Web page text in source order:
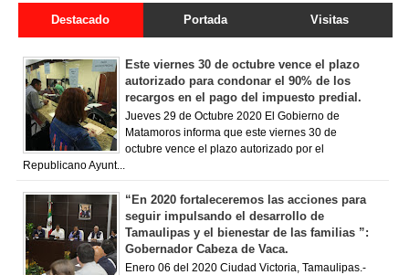
Destacado Portada Visitas
Este viernes 30 de octubre vence el plazo
autorizado para condonar el 90% de los
recargos en el pago del impuesto predial.
Jueves 29 de Octubre 2020 El Gobierno de
Matamoros informa que este viernes 30 de
octubre vence el plazo autorizado por el
Republicano Ayunt...
“En 2020 fortaleceremos las acciones para
seguir impulsando el desarrollo de
Tamaulipas y el bienestar de las familias ”:
Gobernador Cabeza de Vaca.
Enero 06 del 2020 Ciudad Victoria, Tamaulipas.-